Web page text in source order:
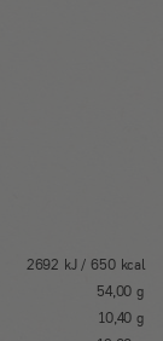
2692 kJ / 650 kcal
54,00 g
10,40 g